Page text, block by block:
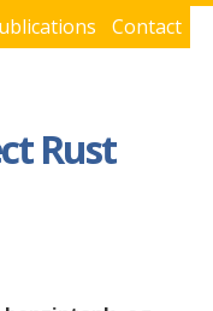
Contact
Rust